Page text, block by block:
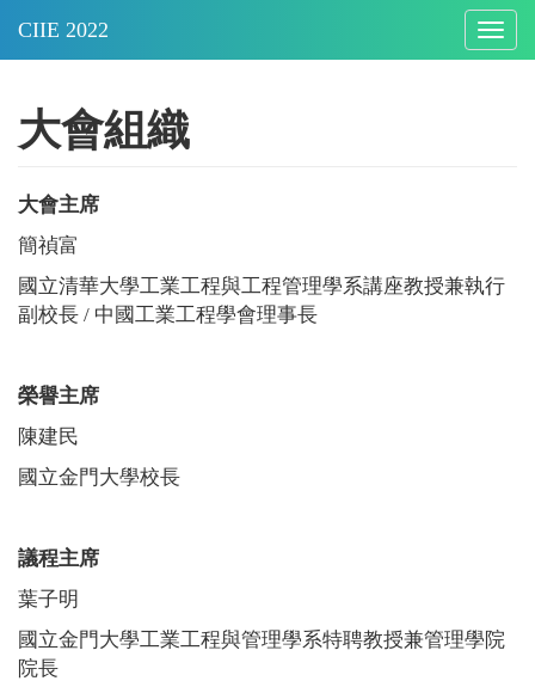
大會組織
大會主席
簡禎富
國立清華大學工業工程與工程管理學系講座教授兼執行
副校長 / 中國工業工程學會理事長
榮譽主席
陳建民
國立金門大學校長
議程主席
葉子明
國立金門大學工業工程與管理學系特聘教授兼管理學院
院長